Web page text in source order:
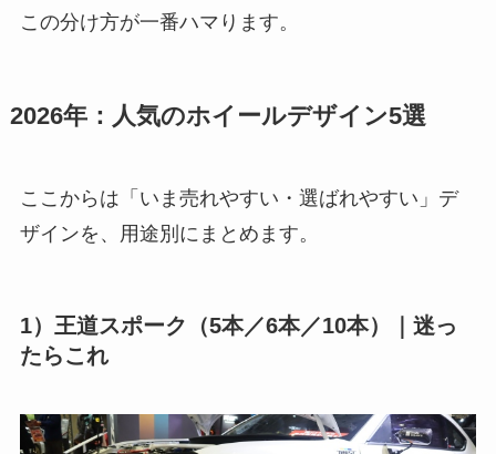
この分け方が一番ハマります。
2026年：人気のホイールデザイン5選
ここからは「いま売れやすい・選ばれやすい」デ
ザインを、用途別にまとめます。
1）王道スポーク（5本／6本／10本）｜迷っ
たらこれ